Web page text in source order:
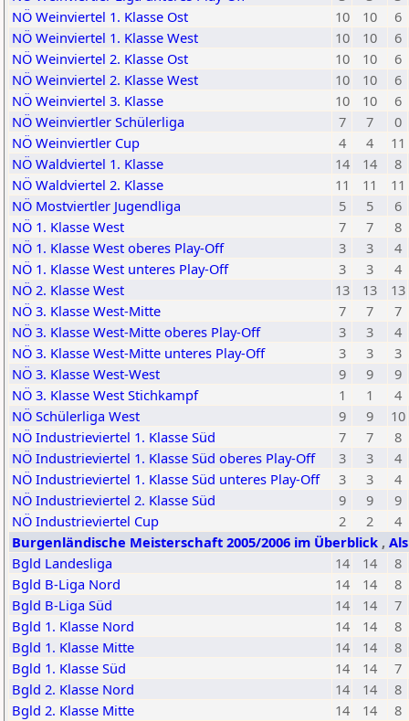
NÖ Weinviertel 1. Klasse Ost
10 10
6
NÖ Weinviertel 1. Klasse West
10 10
6
NÖ Weinviertel 2. Klasse Ost
10 10
6
NÖ Weinviertel 2. Klasse West
10 10
6
NÖ Weinviertel 3. Klasse
10 10
6
NÖ Weinviertler Schülerliga
7 7
0
NÖ Weinviertler Cup
4 4
11
NÖ Waldviertel 1. Klasse
14 14
8
NÖ Waldviertel 2. Klasse
11 11
11
NÖ Mostviertler Jugendliga
5 5
6
NÖ 1. Klasse West
7 7
8
NÖ 1. Klasse West oberes Play-Off
3 3
4
NÖ 1. Klasse West unteres Play-Off
3 3
4
NÖ 2. Klasse West
13 13
13
NÖ 3. Klasse West-Mitte
7 7
7
NÖ 3. Klasse West-Mitte oberes Play-Off
3 3
4
NÖ 3. Klasse West-Mitte unteres Play-Off
3 3
3
NÖ 3. Klasse West-West
9 9
9
NÖ 3. Klasse West Stichkampf
1 1
4
NÖ Schülerliga West
9 9
10
NÖ Industrieviertel 1. Klasse Süd
7 7
8
NÖ Industrieviertel 1. Klasse Süd oberes Play-Off
3 3
4
NÖ Industrieviertel 1. Klasse Süd unteres Play-Off
3 3
4
NÖ Industrieviertel 2. Klasse Süd
9 9
9
NÖ Industrieviertel Cup
2 2
4
Burgenländische Meisterschaft 2005/2006 im Überblick ,
Bgld Landesliga
14 14
8
Bgld B-Liga Nord
14 14
8
Bgld B-Liga Süd
14 14
7
Bgld 1. Klasse Nord
14 14
8
Bgld 1. Klasse Mitte
14 14
8
Bgld 1. Klasse Süd
14 14
7
Bgld 2. Klasse Nord
14 14
8
Bgld 2. Klasse Mitte
14 14
8